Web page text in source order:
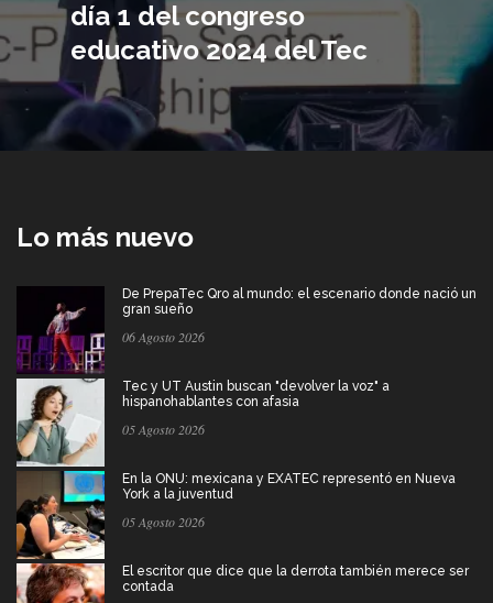
día 1 del congreso
educativo 2024 del Tec
Lo más nuevo
De PrepaTec Qro al mundo: el escenario donde nació un
gran sueño
06 Agosto 2026
Tec y UT Austin buscan "devolver la voz" a
hispanohablantes con afasia
05 Agosto 2026
En la ONU: mexicana y EXATEC representó en Nueva
York a la juventud
05 Agosto 2026
El escritor que dice que la derrota también merece ser
contada